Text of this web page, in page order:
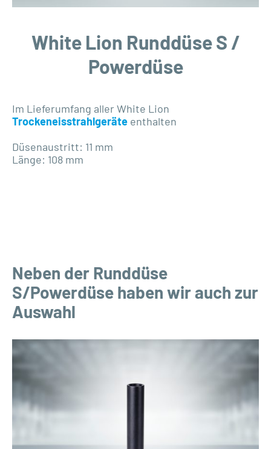
White Lion Runddüse S /
Powerdüse
Im Lieferumfang aller White Lion
Trockeneisstrahlgeräte enthalten
Düsenaustritt: 11 mm
Länge: 108 mm
Neben der Runddüse
S/Powerdüse haben wir auch zur
Auswahl